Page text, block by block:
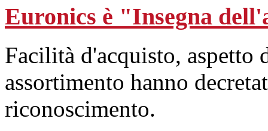
Euronics è "Insegna
Facilità d'acquisto, aspetto
assortimento hanno
riconoscimento.